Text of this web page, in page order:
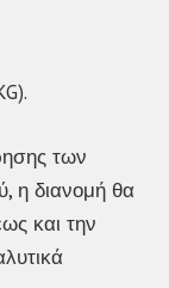
των
η διανομή θα
και την